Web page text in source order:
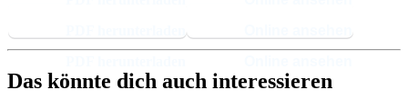
Das könnte dich auch interessieren